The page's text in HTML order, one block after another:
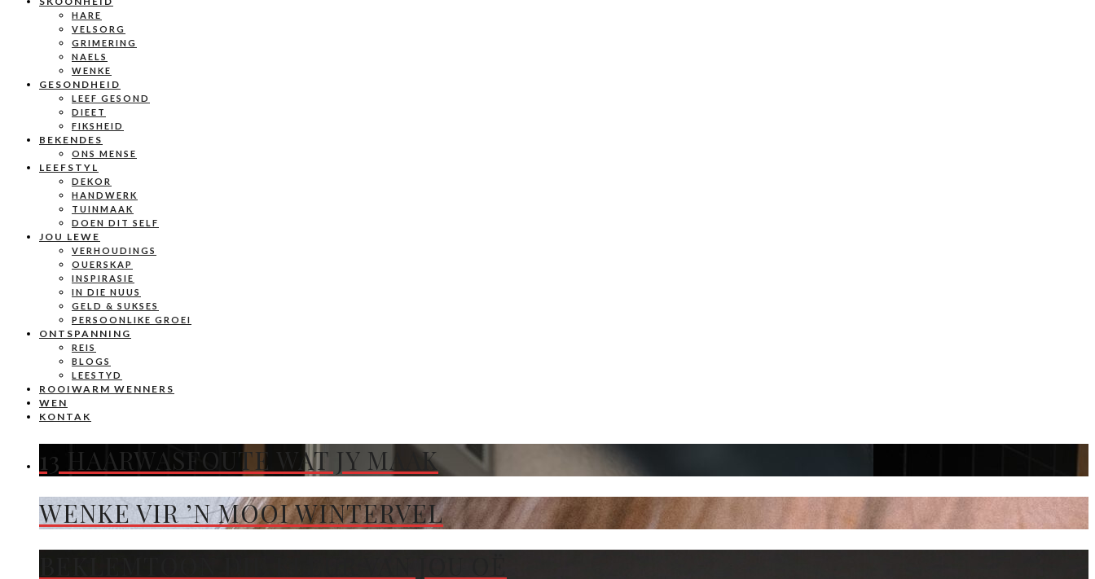
HARE
VELSORG
GRIMERING
NAELS
WENKE
GESONDHEID
LEEF GESOND
DIEET
FIKSHEID
BEKENDES
ONS MENSE
LEEFSTYL
DEKOR
HANDWERK
TUINMAAK
DOEN DIT SELF
JOU LEWE
VERHOUDINGS
OUERSKAP
INSPIRASIE
IN DIE NUUS
GELD & SUKSES
PERSOONLIKE GROEI
ONTSPANNING
REIS
BLOGS
LEESTYD
ROOIWARM WENNERS
WEN
KONTAK
13 HAARWASFOUTE WAT JY MAAK
WENKE VIR ’N MOOI WINTERVEL